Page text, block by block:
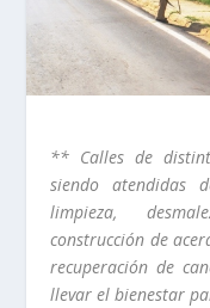
** Calles de
siendo atendidas
limpieza,
construcción de
recuperación de
llevar el bienestar